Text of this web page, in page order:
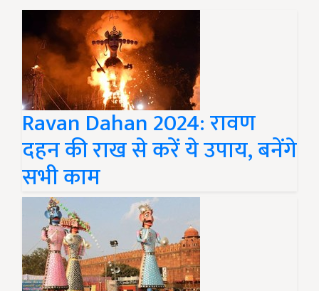
Ravan Dahan 2024: रावण
दहन की राख से करें ये उपाय, बनेंगे
सभी काम